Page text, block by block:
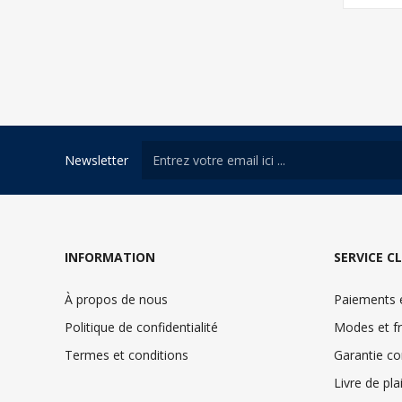
Newsletter
INFORMATION
À propos de nous
Politique de confidentialité
Termes et conditions
SERVICE
Paiements
Modes et
Garantie
Livre de